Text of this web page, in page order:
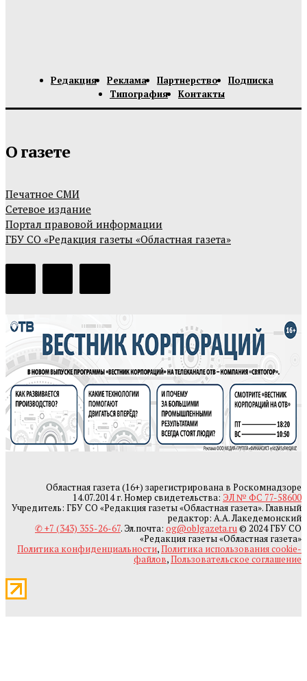
Редакция Реклама Партнерство
Подписка
Типография
Контакты
О газете
Печатное СМИ
Сетевое издание
Портал правовой информации
ГБУ СО «Редакция газеты «Областная газета»
Областная газета (16+) зарегистрирована в Роскомнадзоре
14.07.2014 г. Номер свидетельства: ЭЛ № ФС 77-58600
Учредитель: ГБУ СО «Редакция газеты «Областная газета». Главный
редактор: А.А. Лакедемонский
✆ +7 (343) 355-26-67. Эл.почта: og@oblgazeta.ru© 2024 ГБУ СО
«Редакция газеты «Областная газета»
Политика конфиденциальности,Политика использования cookie-
файлов,Пользовательское соглашение